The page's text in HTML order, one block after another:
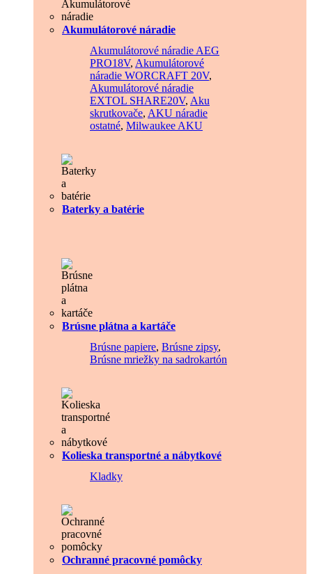
Akumulátorové náradie
Akumulátorové náradie AEG
PRO18V, Akumulátorové
náradie WORCRAFT 20V,
Akumulátorové náradie
EXTOL SHARE20V, Aku
skrutkovače, AKU náradie
ostatné, Milwaukee AKU
Baterky a batérie
Brúsne plátna a kartáče
Brúsne papiere, Brúsne zipsy,
Brúsne mriežky na sadrokartón
Kolieska transportné a nábytkové
Kladky
Ochranné pracovné pomôcky